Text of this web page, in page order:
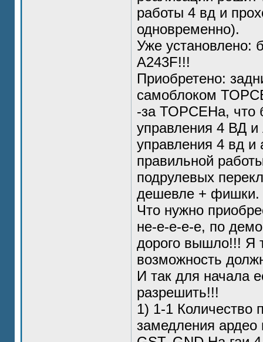
работы 4 вд и
одновременно).
Уже установлено:
А243F!!!
Приобретено:
самоблоком
-за ТОРСЕНа, что
управления 4 ВД
управления 4 вд и
правильной
подрулевых
дешевле + фишки.
Что нужно
не-е-е-е-е, по
дорого вышло!!! Я
возможность
И так для начала
разрешить!!!
1) 1-1 Количество
замедления